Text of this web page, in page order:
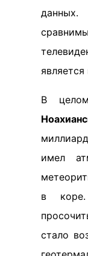
В
имел
в
стало